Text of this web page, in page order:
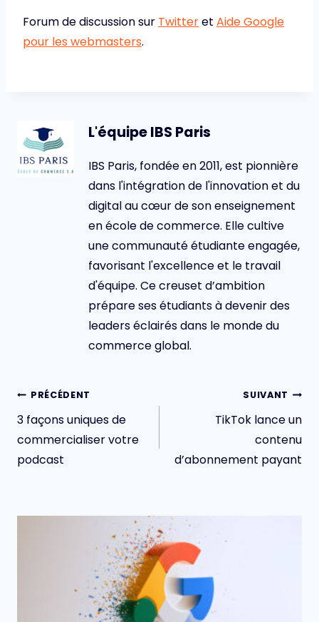
Forum de discussion sur Twitteret Aide Google
pour les webmasters.
L'équipe IBS Paris
IBS Paris, fondée en 2011, est pionnière
dans l'intégration de l'innovation et du
digital au cœur de son enseignement
en école de commerce. Elle cultive
une communauté étudiante engagée,
favorisant l'excellence et le travail
d'équipe. Ce creuset d’ambition
prépare ses étudiants à devenir des
leaders éclairés dans le monde du
commerce global.
Navigation
de
l’article
PRÉCÉDENT
3 façons uniques de
commercialiser votre
podcast
SUIVANT
TikTok lance un
contenu
d’abonnement payant